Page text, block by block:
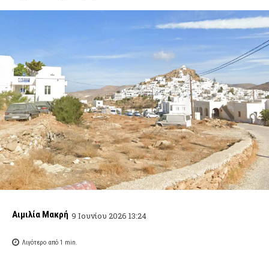
Αιμιλία Μακρή 9 Ιουνίου 2026 13:24
Λιγότερο από 1 min.